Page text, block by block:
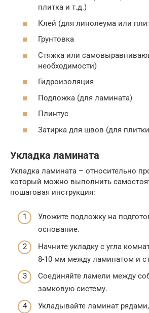
плитка и т.д.)
Клей (для линолеума или
Грунтовка
Стяжка или
необходимости)
Гидроизоляция
Подложка (для ламината)
Плинтус
Затирка для швов (для
Укладка ламината
Укладка ламината – относительно
который можно выполнить
пошаговая инструкция:
Уложите подложку на
основание.
Начните укладку с угла
8-10 мм между ламинатом и
Соединяйте ламели между
замковую систему.
Укладывайте ламинат